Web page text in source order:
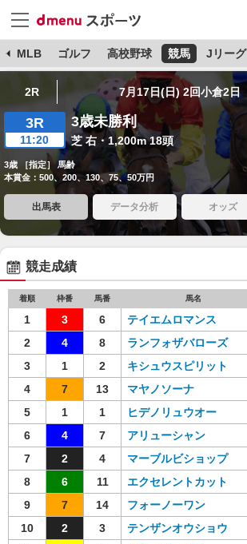
MLB ゴルフ 高校野球 競馬 Jリーグ
2R 7月17日(日) 2回小倉2日
3R
11:20
3歳未勝利
芝 右・1,200m 18頭
3歳 ［指定］ 馬齢
本賞金：500、200、130、75、50万円
出馬表 データ分析 オッズ
競走成績
着順 枠番 馬番 馬名
1 3 6 テイエムロマンス
2
4 8 ランフォザバローズ
3
1 2 キシュウスピリット
4
7 13 マヤノソーナ
5
1 1 ヒデノリュウオー
6
4 7 アリューシャン
7
2 4 マーブルビショップ
8
6 11 エクセレントカット
9
7 14 フォーノーワン
10
2 3 テンザンオウショウ